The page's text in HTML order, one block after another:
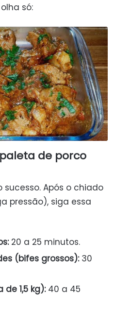
só:
de porco
Após o chiado
pressão), siga essa
20 a 25 minutos.
(bifes grossos):30
1,5 kg):40 a 45